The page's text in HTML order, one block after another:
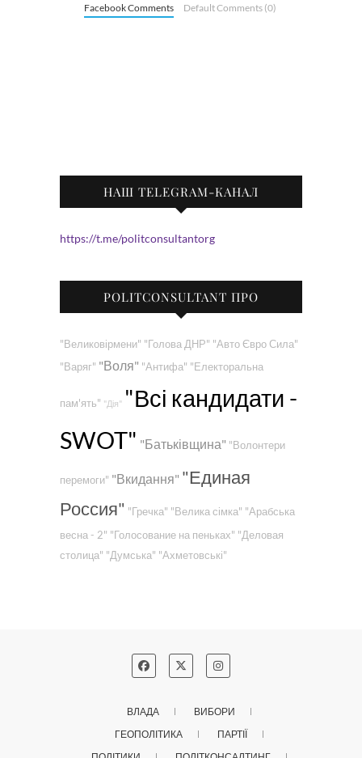
Facebook Comments Default Comments (0)
НАШ TELEGRAM-КАНАЛ
https://t.me/politconsultantorg
POLITCONSULTANT ПРО
"Великовірмени" "Голова ДНР" "Авто Євро Сила"
"Варяг" "Воля" "Антифа" "Електоральна
пам'ять" "Дія" "Всі кандидати -
SWOT" "Батьківщина" "Волонтери
перемоги" "Вкидання" "Единая
Россия" "Гречка" "Велика сімка" "Арабська
весна - 2" "Голосование на пеньках" "Деловая
столица" "Думська" "Ахметовські"
ВЛАДА
ВИБОРИ
ГЕОПОЛІТИКА
ПАРТІЇ